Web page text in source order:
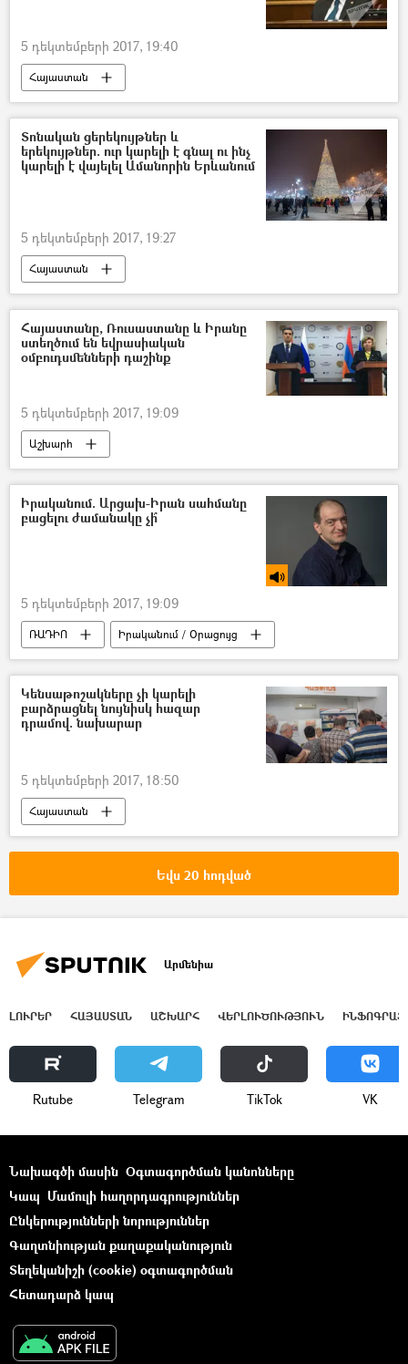
5 դեկտեմբերի 2017, 19:40
Հայաստան
Տոնական ցերեկույթներ և
երեկույթներ. ուր կարելի է գնալ ու ինչ
կարելի է վայելել Ամանորին Երևանում
5 դեկտեմբերի 2017, 19:27
Հայաստան
Հայաստանը, Ռուսաստանը և Իրանը
ստեղծում են եվրասիական
օմբուդսմենների դաշինք
5 դեկտեմբերի 2017, 19:09
Աշխարհ
Իրականում. Արցախ-Իրան սահմանը
բացելու ժամանակը չի՞
5 դեկտեմբերի 2017, 19:09
ՌԱԴԻՈ Իրականում / Օրացույց
Կենսաթոշակները չի կարելի
բարձրացնել նույնիսկ հազար
դրամով. նախարար
5 դեկտեմբերի 2017, 18:50
Հայաստան
Եվս 20 հոդված
Արմենիա
ԼՈՒՐԵՐ ՀԱՅԱՍՏԱՆ ԱՇԽԱՐՀ ՎԵՐԼՈՒԾՈՒԹՅՈՒՆ
Rutube Telegram ТikТоk VK
Նախագծի մասին Օգտագործման կանոնները
Կապ Մամուլի հաղորդագրություններ
Ընկերությունների նորություններ
Գաղտնիության քաղաքականություն
Տեղեկանիշի (cookie) օգտագործման
Հետադարձ կապ